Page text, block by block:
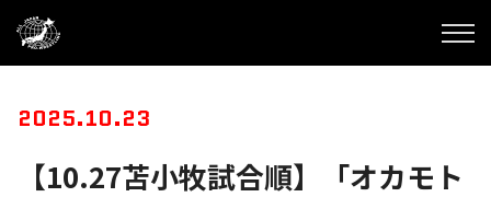
2025.10.23
【10.27苫小牧試合順】「オカモト